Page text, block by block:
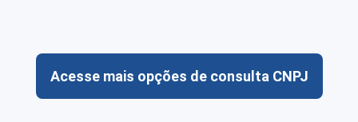
Acesse mais opções de consulta CNPJ